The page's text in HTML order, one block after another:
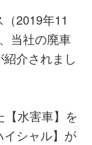
2019年11
当社の廃車
介されまし
【水害車】を
シャル】が